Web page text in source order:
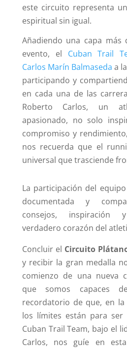
este circuito representa
espiritual sin igual.
Añadiendo una capa más
evento, el Cuban Trail
Carlos Marín Balmaseda a
participando y
en cada una de las
Roberto Carlos, un
apasionado, no solo
compromiso y
nos recuerda que el
universal que trasciende
La participación del
documentada y
consejos,
verdadero corazón del
Concluir el Circuito
y recibir la gran medalla
comienzo de una nueva
que somos capaces
recordatorio de que, en
los límites están para ser
Cuban Trail Team, bajo el
Carlos, nos guíe en